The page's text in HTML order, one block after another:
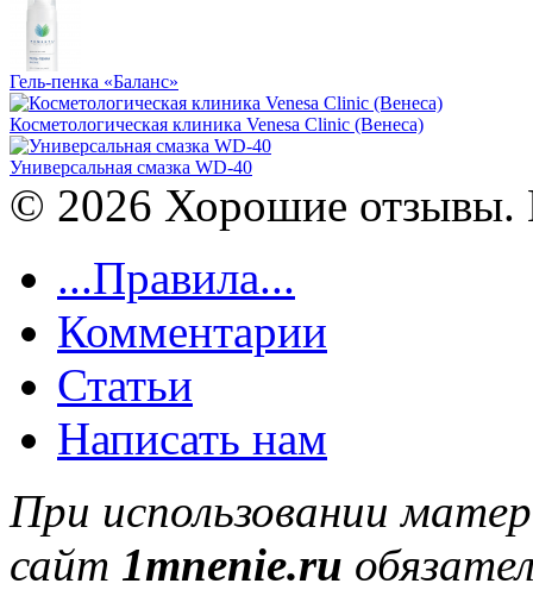
Гель-пенка «Баланс»
Косметологическая клиника Venesa Clinic (Венеса)
Универсальная смазка WD-40
© 2026 Хорошие отзывы.
...Правила...
Комментарии
Статьи
Написать нам
При использовании
сайт 1mnenie.ru